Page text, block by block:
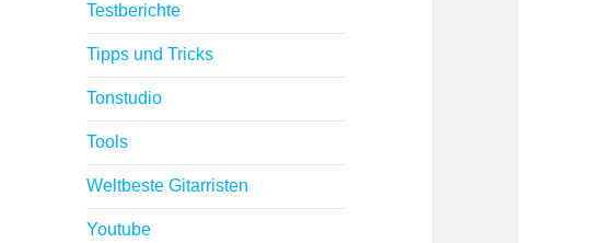
Testberichte
Tipps und Tricks
Tonstudio
Tools
Weltbeste Gitarristen
Youtube